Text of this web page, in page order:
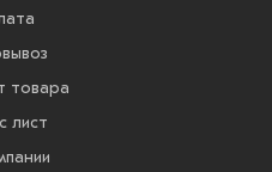
товара
лист